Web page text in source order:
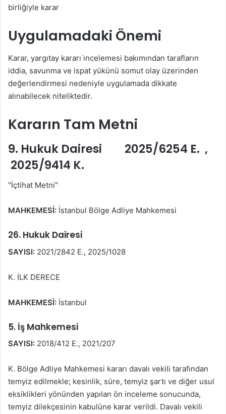
birliğiyle karar
Uygulamadaki Önemi
Karar, yargıtay kararı i̇ncelemesi bakımından tarafların
iddia, savunma ve ispat yükünü somut olay üzerinden
değerlendirmesi nedeniyle uygulamada dikkate
alınabilecek niteliktedir.
Kararın Tam Metni
9. Hukuk Dairesi 2025/6254 E. ,
2025/9414 K.
"İçtihat Metni"
MAHKEMESİ: İstanbul Bölge Adliye Mahkemesi
26. Hukuk Dairesi
SAYISI: 2021/2842 E., 2025/1028
K. İLK DERECE
MAHKEMESİ: İstanbul
5. İş Mahkemesi
SAYISI: 2018/412 E., 2021/207
K. Bölge Adliye Mahkemesi kararı davalı vekili tarafından
temyiz edilmekle; kesinlik, süre, temyiz şartı ve diğer usul
eksiklikleri yönünden yapılan ön inceleme sonucunda,
temyiz dilekçesinin kabulüne karar verildi. Davalı vekili